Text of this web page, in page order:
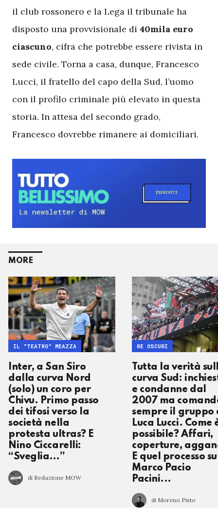
il club rossonero e la Lega il tribunale ha
disposto una provvisionale di 40mila euro
ciascuno, cifra che potrebbe essere rivista in
sede civile. Torna a casa, dunque, Francesco
Lucci, il fratello del capo della Sud, l’uomo
con il profilo criminale più elevato in questa
storia. In attesa del secondo grado,
Francesco dovrebbe rimanere ai domiciliari.
MORE
Inter, a San Siro
dalla curva Nord
(solo) un coro per
Chivu. Primo passo
dei tifosi verso la
società nella
protesta ultras? E
Nino Ciccarelli:
“Sveglia…”
di Redazione MOW
IL "TEATRO" MEAZZA
Tutta la verità
curva Sud:
e condanne dal
2007 ma
sempre il gruppo
Luca Lucci. Come
possibile? Affari,
coperture,
E quel processo su
Marco Pacio
Pacini...
di Moreno Pisto
RE OSCURI